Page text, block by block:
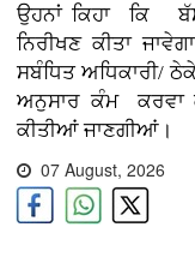
ਉਹਨਾਂ ਕਿਹਾ ਕਿ
ਨਿਰੀਖਣ ਕੀਤਾ
ਸਬੰਧਿਤ ਅਧਿਕਾਰੀ/
ਅਨੁਸਾਰ ਕੰਮ
ਕਰਵਾ
ਕੀਤੀਆਂ ਜਾਣਗੀਆਂ।
07 August, 2026